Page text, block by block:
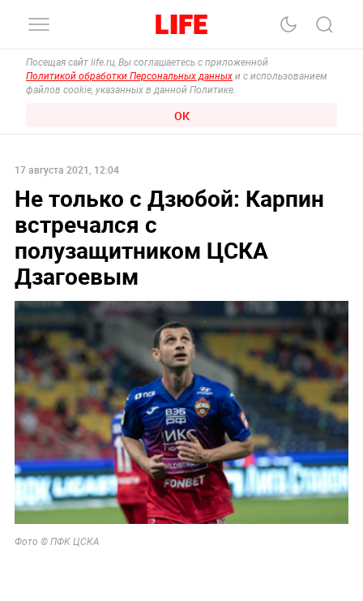
Посещая сайт life.ru, Вы соглашаетесь с приложенной
Политикой обработки Персональных данных и с использованием
файлов cookie, указанных в данной Политике.
ОК
17 августа 2021, 12:04
Не только с Дзюбой: Карпин
встречался с
полузащитником ЦСКА
Дзагоевым
Фото © ПФК ЦСКА